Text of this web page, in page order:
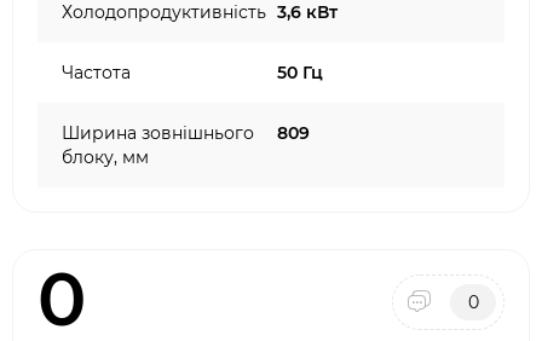
Холодопродуктивність 3,6 кВт
Частота 50 Гц
Ширина зовнішнього
блоку, мм
809
0 0